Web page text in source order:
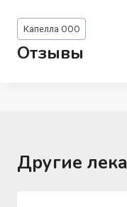
Метки
записи:
Капелла ООО
Отзывы
Другие